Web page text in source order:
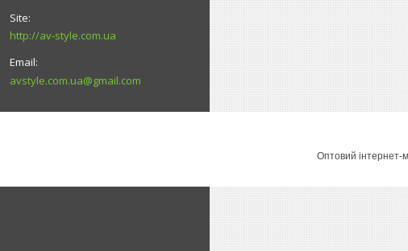
http://av-style.com.ua
avstyle.com.ua@gmail.com